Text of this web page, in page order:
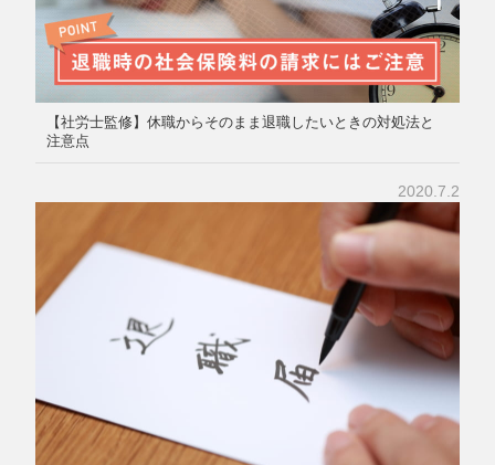
【社労士監修】休職からそのまま退職したいときの対処法と
注意点
2020.7.2